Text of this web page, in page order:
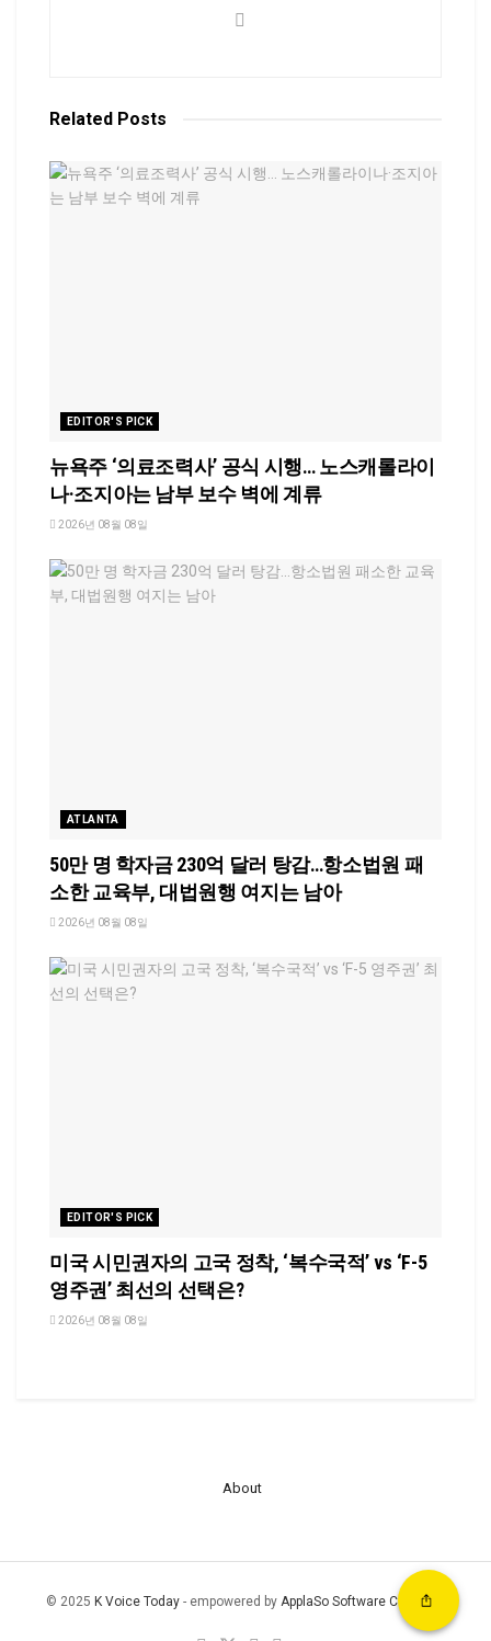
Related Posts
EDITOR'S PICK
뉴욕주 ‘의료조력사’ 공식 시행… 노스캐롤라이
나·조지아는 남부 보수 벽에 계류
2026년 08월 08일
ATLANTA
50만 명 학자금 230억 달러 탕감…항소법원 패
소한 교육부, 대법원행 여지는 남아
2026년 08월 08일
EDITOR'S PICK
미국 시민권자의 고국 정착, ‘복수국적’ vs ‘F-5
영주권’ 최선의 선택은?
2026년 08월 08일
About
© 2025 K Voice Today- empowered by ApplaSo Software Company